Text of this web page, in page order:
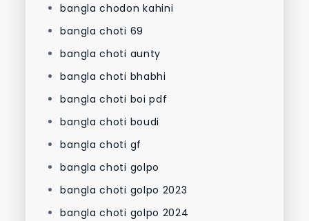
bangla chodon kahini
bangla choti 69
bangla choti aunty
bangla choti bhabhi
bangla choti boi pdf
bangla choti boudi
bangla choti gf
bangla choti golpo
bangla choti golpo 2023
bangla choti golpo 2024